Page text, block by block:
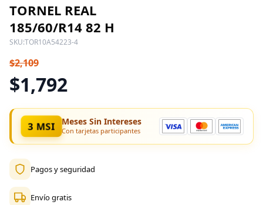
TORNEL REAL
185/60/R14 82 H
SKU:TOR10A54223-4
$2,109
$1,792
3 MSI Meses Sin Intereses
Con tarjetas participantes
Pagos y seguridad
Envío gratis